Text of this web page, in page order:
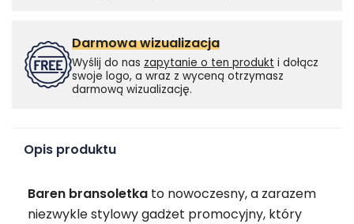
Darmowa wizualizacja
Wyślij do nas zapytanie o ten produkt i dołącz
swoje logo, a wraz z wyceną otrzymasz
darmową wizualizację.
Opis produktu
Baren bransoletka to nowoczesny, a zarazem
niezwykle stylowy gadżet promocyjny, który